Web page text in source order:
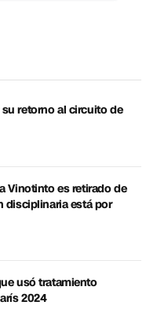
retorno al circuito de
Vinotinto es retirado de
disciplinaria está por
usó tratamiento
2024